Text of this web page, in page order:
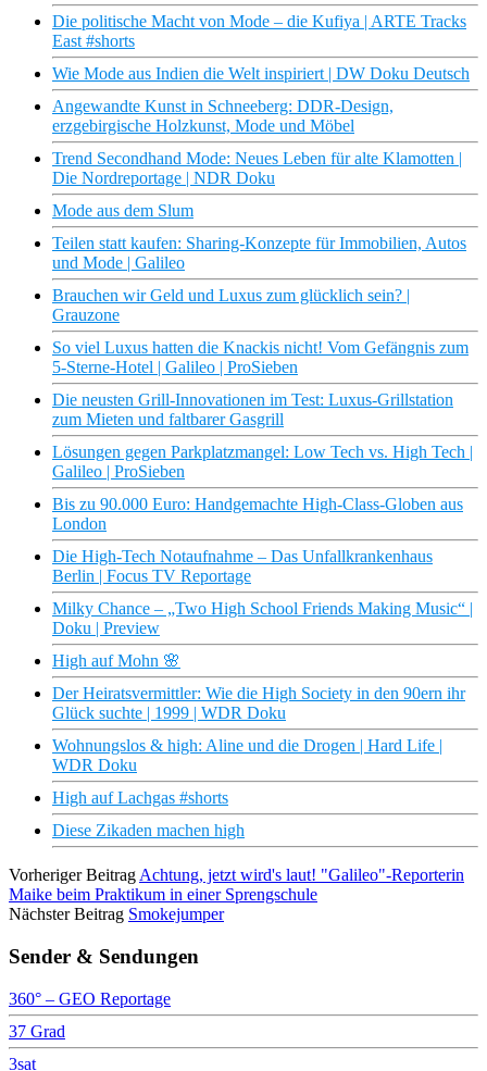
Die politische Macht von Mode – die Kufiya | ARTE Tracks
East #shorts
Wie Mode aus Indien die Welt inspiriert | DW Doku Deutsch
Angewandte Kunst in Schneeberg: DDR-Design,
erzgebirgische Holzkunst, Mode und Möbel
Trend Secondhand Mode: Neues Leben für alte Klamotten |
Die Nordreportage | NDR Doku
Mode aus dem Slum
Teilen statt kaufen: Sharing-Konzepte für Immobilien, Autos
und Mode | Galileo
Brauchen wir Geld und Luxus zum glücklich sein? |
Grauzone
So viel Luxus hatten die Knackis nicht! Vom Gefängnis zum
5-Sterne-Hotel | Galileo | ProSieben
Die neusten Grill-Innovationen im Test: Luxus-Grillstation
zum Mieten und faltbarer Gasgrill
Lösungen gegen Parkplatzmangel: Low Tech vs. High Tech |
Galileo | ProSieben
Bis zu 90.000 Euro: Handgemachte High-Class-Globen aus
London
Die High-Tech Notaufnahme – Das Unfallkrankenhaus
Berlin | Focus TV Reportage
Milky Chance – „Two High School Friends Making Music“ |
Doku | Preview
High auf Mohn 🌸
Der Heiratsvermittler: Wie die High Society in den 90ern ihr
Glück suchte | 1999 | WDR Doku
Wohnungslos & high: Aline und die Drogen | Hard Life |
WDR Doku
High auf Lachgas #shorts
Diese Zikaden machen high
Vorheriger Beitrag Achtung, jetzt wird's laut! "Galileo"-Reporterin
Maike beim Praktikum in einer Sprengschule
Nächster Beitrag Smokejumper
Sender & Sendungen
360° – GEO Reportage
37 Grad
3sat